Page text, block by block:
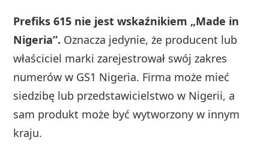
Prefiks 615 nie jest wskaźnikiem „Made in
Nigeria”. Oznacza jedynie, że producent lub
właściciel marki zarejestrował swój zakres
numerów w GS1 Nigeria. Firma może mieć
siedzibę lub przedstawicielstwo w Nigerii, a
sam produkt może być wytworzony w innym
kraju.